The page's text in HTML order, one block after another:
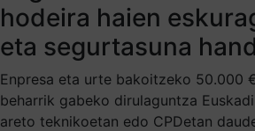
hodeira haien
eta segurtasuna
Enpresa eta urte bakoitzeko 50.000
beharrik gabeko dirulaguntza
areto teknikoetan edo CPDetan